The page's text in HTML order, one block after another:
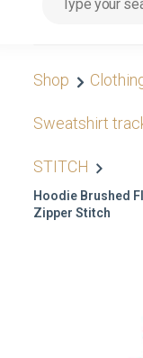
Shop
Sweatshirt
STITCH
Hoodie Brushed
Zipper Stitch